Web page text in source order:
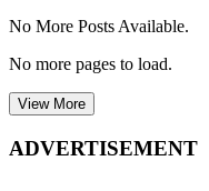
No More Posts Available.
No more pages to load.
View More
ADVERTISEMENT